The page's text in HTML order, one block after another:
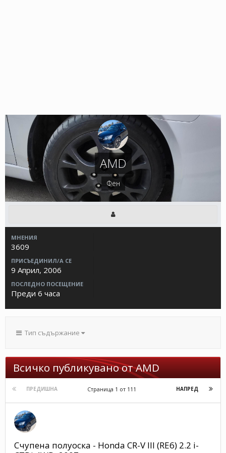
AMD
Фен
МНЕНИЯ
3609
ПРИСЪЕДИНИЛ/А СЕ
9 Април, 2006
ПОСЛЕДНО ПОСЕЩЕНИЕ
Преди 6 часа
Тип съдържание
Всичко публикувано от AMD
ПРЕДИШНА НАПРЕД
Страница 1 от 111
Счупена полуоска - Honda CR-V III (RE6) 2.2 i-